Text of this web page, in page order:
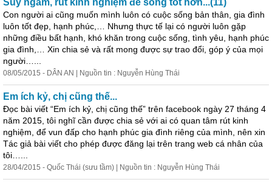
Suy ngẫm, rút kinh nghiệm để sống tốt hơn...(11)
Con người ai cũng muốn mình luôn có cuộc sống bản thân, gia đình
luôn tốt đẹp, hạnh phúc,… Nhưng thực tế lại có người luôn gặp
những điều bất hạnh, khó khăn trong cuộc sống, tình yêu, hạnh phúc
gia đình,… Xin chia sẻ và rất mong được sự trao đổi, góp ý của mọi
người…...
08/05/2015 - DÂN AN | Nguồn tin : Nguyễn Hùng Thái
Em ích kỷ, chị cũng thế...
Đọc bài viết “Em ích kỷ, chị cũng thế” trên facebook ngày 27 tháng 4
năm 2015, tôi nghĩ cần được chia sẻ với ai có quan tâm rút kinh
nghiệm, để vun đấp cho hạnh phúc gia đình riêng của mình, nên xin
Tác giả bài viết cho phép được đăng lại trên trang web cá nhân của
tôi…...
28/04/2015 - Quốc Thái (sưu tầm) | Nguồn tin : Nguyễn Hùng Thái